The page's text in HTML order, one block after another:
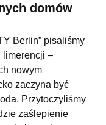
domów
Berlin” pisaliśmy
limerencji –
nowym
zaczyna być
Przytoczyliśmy
zaślepienie